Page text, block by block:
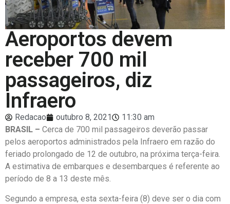
Aeroportos devem
receber 700 mil
passageiros, diz
Infraero
Redacao outubro 8, 2021
11:30 am
BRASIL – Cerca de 700 mil passageiros deverão passar
pelos aeroportos administrados pela Infraero em razão do
feriado prolongado de 12 de outubro, na próxima terça-feira.
A estimativa de embarques e desembarques é referente ao
período de 8 a 13 deste mês.
Segundo a empresa, esta sexta-feira (8) deve ser o dia com